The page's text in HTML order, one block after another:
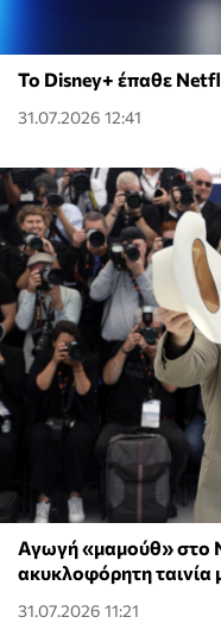
Το Disney+ έπαθε
31.07.2026 12:41
Αγωγή «μαμούθ» στο
ακυκλοφόρητη ταινία
31.07.2026 11:21